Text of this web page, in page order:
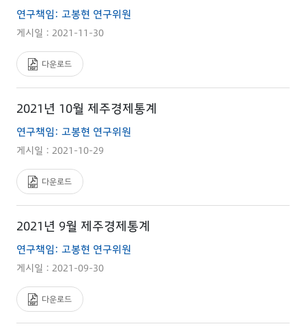
연구책임: 고봉현 연구위원
게시일 : 2021-11-30
다운로드
2021년 10월 제주경제통계
연구책임: 고봉현 연구위원
게시일 : 2021-10-29
다운로드
2021년 9월 제주경제통계
연구책임: 고봉현 연구위원
게시일 : 2021-09-30
다운로드